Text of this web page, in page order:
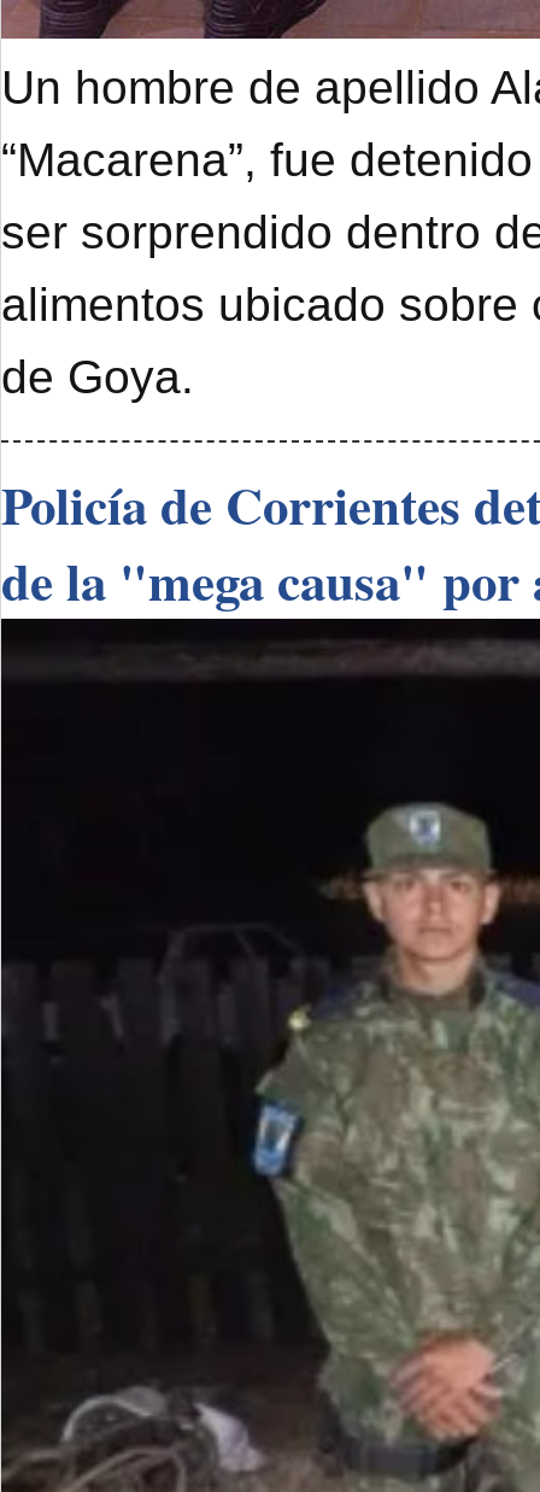
Un hombre de apellido
“Macarena”, fue
ser sorprendido dentro
alimentos ubicado
de Goya.
Policía de Corrientes
de la "mega causa" por